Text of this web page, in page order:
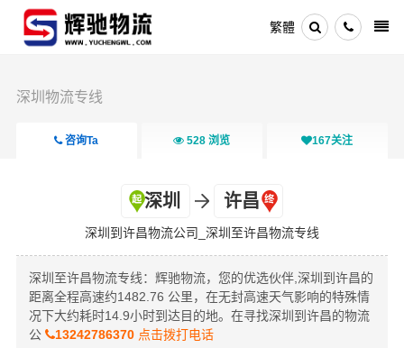
繁體
深圳物流专线
咨询Ta 528 浏览 167关注
深圳 许昌
深圳到许昌物流公司_深圳至许昌物流专线
深圳至许昌物流专线：辉驰物流，您的优选伙伴,深圳到许昌的
距离全程高速约1482.76 公里，在无封高速天气影响的特殊情
况下大约耗时14.9小时到达目的地。在寻找深圳到许昌的物流
公
13242786370点击拨打电话